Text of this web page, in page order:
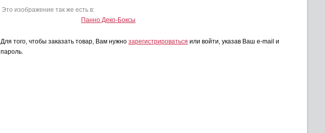
Это изображение так же есть в:
Панно Деко-Боксы
Для того, чтобы заказать товар, Вам нужно зарегистрироваться или войти, указав Ваш e-mail и
пароль.